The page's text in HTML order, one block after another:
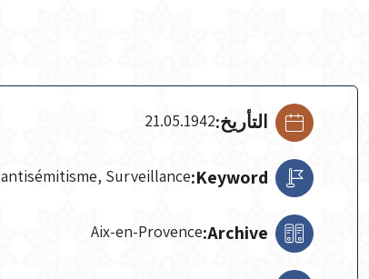
التأريخ:21.05.1942
Keyword:
antisémitisme, Surveillance
Archive:
Aix-en-Provence